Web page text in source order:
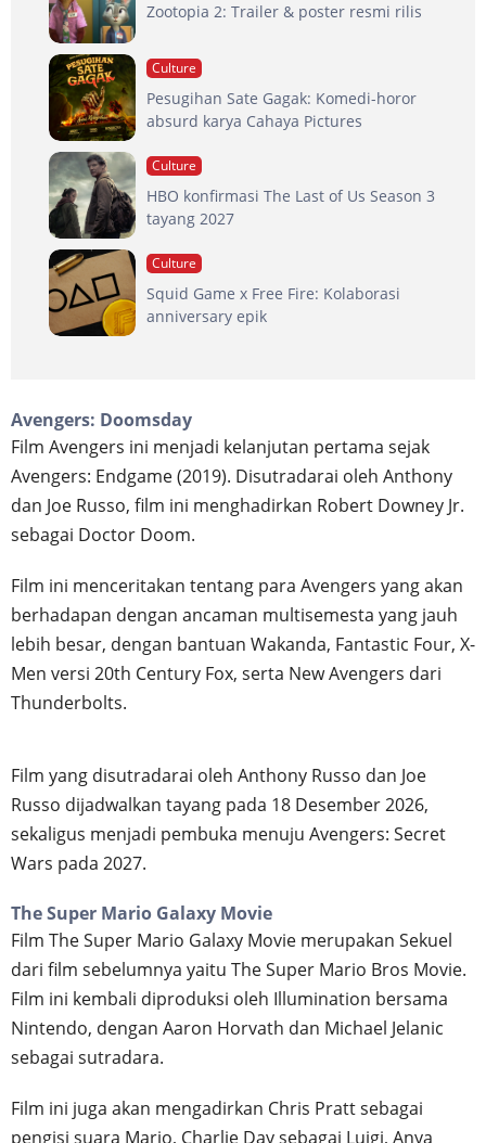
Zootopia 2: Trailer & poster resmi rilis
Culture
Pesugihan Sate Gagak: Komedi-horor
absurd karya Cahaya Pictures
Culture
HBO konfirmasi The Last of Us Season 3
tayang 2027
Culture
Squid Game x Free Fire: Kolaborasi
anniversary epik
Avengers: Doomsday
Film Avengers ini menjadi kelanjutan pertama sejak
Avengers: Endgame (2019). Disutradarai oleh Anthony
dan Joe Russo, film ini menghadirkan Robert Downey Jr.
sebagai Doctor Doom.
Film ini menceritakan tentang para Avengers yang akan
berhadapan dengan ancaman multisemesta yang jauh
lebih besar, dengan bantuan Wakanda, Fantastic Four, X-
Men versi 20th Century Fox, serta New Avengers dari
Thunderbolts.
Film yang disutradarai oleh Anthony Russo dan Joe
Russo dijadwalkan tayang pada 18 Desember 2026,
sekaligus menjadi pembuka menuju Avengers: Secret
Wars pada 2027.
The Super Mario Galaxy Movie
Film The Super Mario Galaxy Movie merupakan Sekuel
dari film sebelumnya yaitu The Super Mario Bros Movie.
Film ini kembali diproduksi oleh Illumination bersama
Nintendo, dengan Aaron Horvath dan Michael Jelanic
sebagai sutradara.
Film ini juga akan mengadirkan Chris Pratt sebagai
pengisi suara Mario, Charlie Day sebagai Luigi, Anya